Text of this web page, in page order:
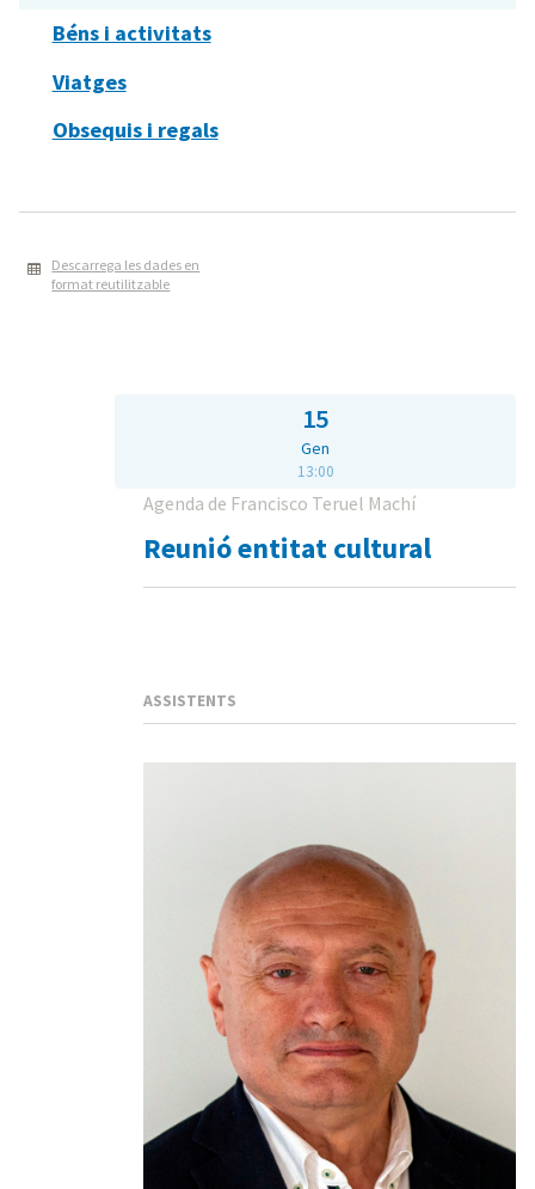
Béns i activitats
Viatges
Obsequis i regals
Descarrega les dades en
format reutilitzable
15
Gen
13:00
Agenda de Francisco Teruel Machí
Reunió entitat cultural
ASSISTENTS